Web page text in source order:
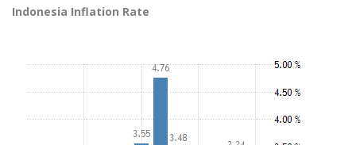
Indonesia Inflation Rate